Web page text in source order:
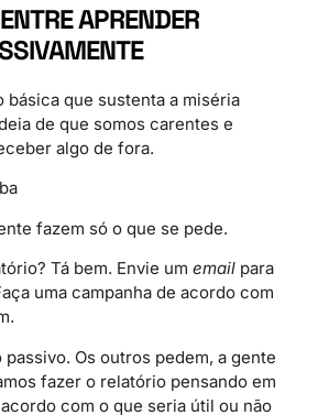
APRENDER
básica que sustenta a miséria
de que somos carentes e
algo de fora.
fazem só o que se pede.
Tá bem. Envie umemail para
uma campanha de acordo com
Os outros pedem, a gente
fazer o relatório pensando em
com o que seria útil ou não